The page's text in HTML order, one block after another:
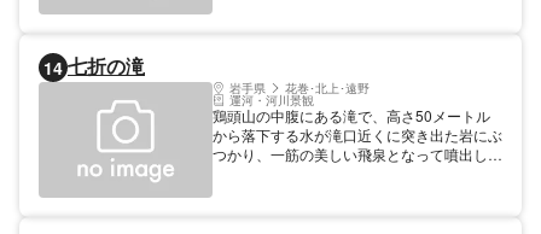
14 七折の滝
岩手県 花巻･北上･遠野
運河・河川景観
鶏頭山の中腹にある滝で、高さ50メートル
から落下する水が滝口近くに突き出た岩にぶ
つかり、一筋の美しい飛泉となって噴出しま